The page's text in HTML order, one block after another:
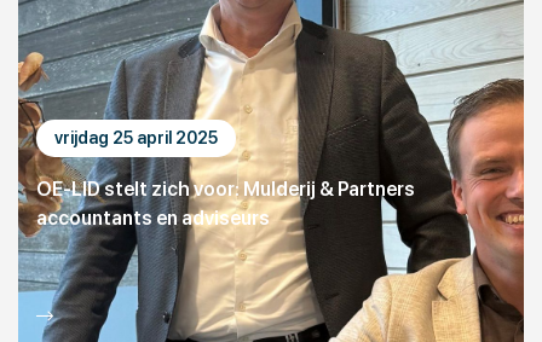
vrijdag 25 april 2025
OE-LID stelt zich voor: Mulderij & Partners
accountants en adviseurs